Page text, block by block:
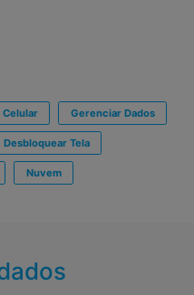
Gerenciar Dados
Desbloquear Tela
Nuvem